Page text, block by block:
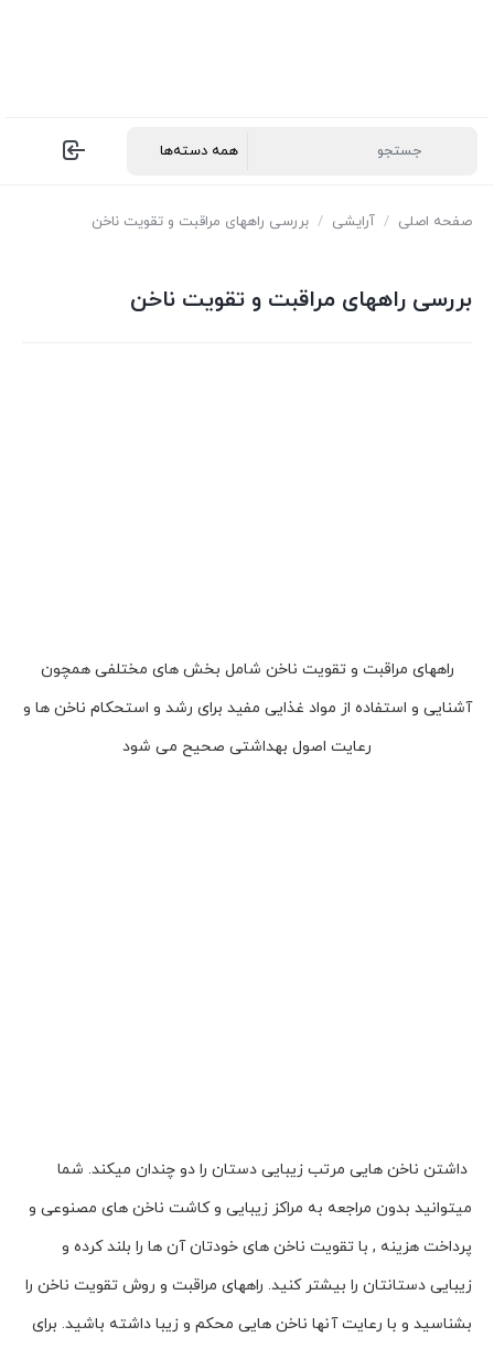
صفحه اصلی / آرایشی / بررسی راههای مراقبت و تقویت ناخن
بررسی راههای مراقبت و تقویت ناخن
راههای مراقبت و تقویت ناخن شامل بخش های مختلفی همچون
آشنایی و استفاده از مواد غذایی مفید برای رشد و استحکام ناخن ها و
رعایت اصول بهداشتی صحیح می شود
داشتن ناخن هایی مرتب زیبایی دستان را دو چندان میکند. شما
میتوانید بدون مراجعه به مراکز زیبایی و کاشت ناخن های مصنوعی و
پرداخت هزینه , با تقویت ناخن های خودتان آن ها را بلند کرده و
زیبایی دستانتان را بیشتر کنید. راههای مراقبت و روش تقویت ناخن را
بشناسید و با رعایت آنها ناخن هایی محکم و زیبا داشته باشید. برای